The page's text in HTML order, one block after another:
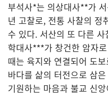
부석사*는 의상대사**가
년 고찰로, 전통 사찰의 정
수 있다. 서산의 또 다른
학대사***가 창건한 암자
때는 육지와 연결되어 도
바다를 삶의 터전으로 삼
기원하는 마음과 불교 신